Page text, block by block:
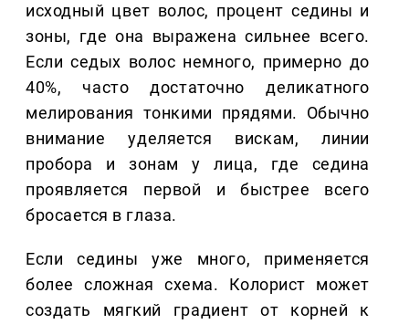
исходный цвет волос, процент седины и
зоны, где она выражена сильнее всего.
Если седых волос немного, примерно до
40%, часто достаточно деликатного
мелирования тонкими прядями. Обычно
внимание уделяется вискам, линии
пробора и зонам у лица, где седина
проявляется первой и быстрее всего
бросается в глаза.
Если седины уже много, применяется
более сложная схема. Колорист может
создать мягкий градиент от корней к